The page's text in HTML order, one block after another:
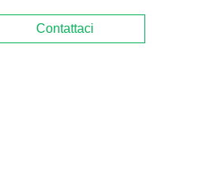
Contattaci